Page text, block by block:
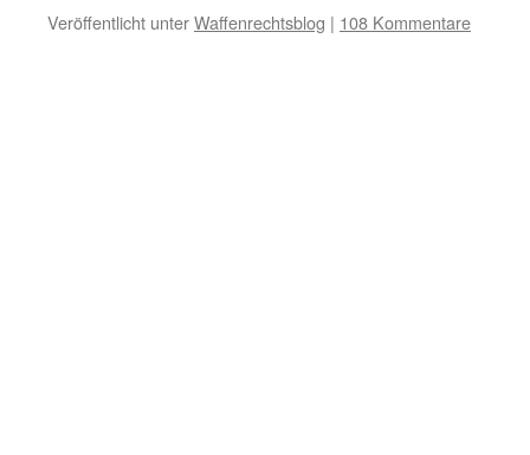
Veröffentlicht unterWaffenrechtsblog | 108 Kommentare